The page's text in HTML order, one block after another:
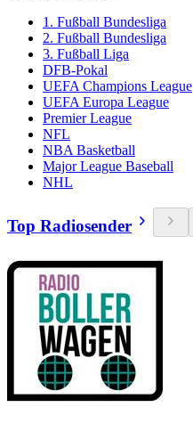
1. Fußball Bundesliga
2. Fußball Bundesliga
3. Fußball Liga
DFB-Pokal
UEFA Champions League
UEFA Europa League
Premier League
NFL
NBA Basketball
Major League Baseball
NHL
Top Radiosender